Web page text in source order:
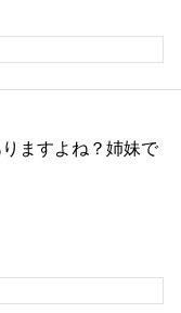
ますよね？姉妹で